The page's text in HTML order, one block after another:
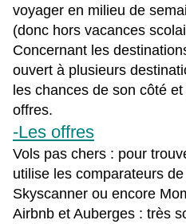
voyager en milieu de
(donc hors vacances
Concernant les
ouvert à plusieurs
les chances de son côté
offres.
-Les offres
Vols pas chers : pour
utilise les comparateurs
Skyscanner ou encore
Airbnb et Auberges : très